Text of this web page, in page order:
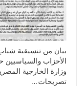
بيان من تنسيقية
الأحزاب والسياسيين
وزارة الخارجية
تصريحات…